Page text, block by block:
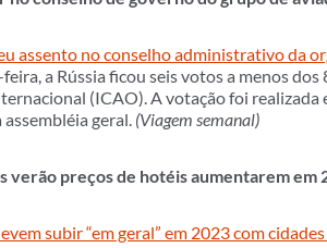
assento no conselho administrativo da
a Rússia ficou seis votos a menos
(ICAO). A votação foi
geral. (Viagem semanal)
verão preços de hotéis aumentarem em
subir “em geral” em 2023 com